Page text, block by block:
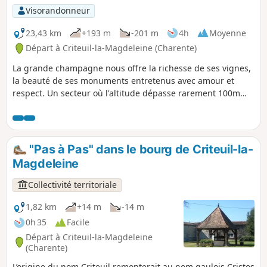
Visorandonneur
23,43 km
+193 m -201 m 4h
Moyenne
Départ à Criteuil-la-Magdeleine (Charente)
La grande champagne nous offre la richesse de ses vignes,
la beauté de ses monuments entretenus avec amour et
respect. Un secteur où l'altitude dépasse rarement 100m
Lignière est tranquille la deuxième partie exploite les
dénivelés et offre de très beau paysages. La durée indiquée
est celle d'un cheval au pas prenant le temps de s’arrêter
pour ouvrir la porte d'une église ou d'un chais.
"Pas à Pas" dans le bourg de Criteuil-la-
Magdeleine
Collectivité territoriale
1,82 km
+14 m
-14 m
0h 35
Facile
Départ à Criteuil-la-Magdeleine
(Charente)